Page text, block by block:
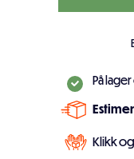
På
Klikk